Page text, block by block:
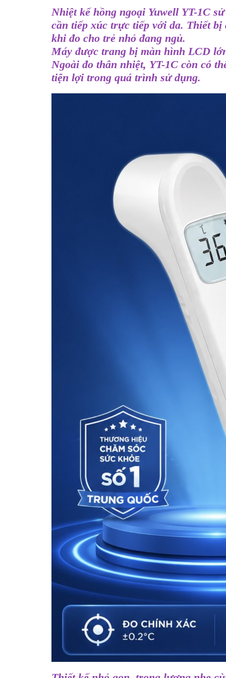
Nhiệt kế hồng ngoại Yuwell YT-1C
cần tiếp xúc trực tiếp với da. Thiết bị
khi đo cho trẻ nhỏ đang ngủ.
Máy được trang bị màn hình LCD
Ngoài đo thân nhiệt, YT-1C còn có
tiện lợi trong quá trình sử dụng.